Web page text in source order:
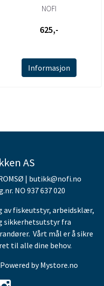
NOFI
625,-
Informasjon
AS
| butikk@nofi.no
NO 937 637 020
av fiskeutstyr, arbeidsklær,
sikkerhetsutstyr fra
Vårt mål er å sikre
til alle dine behov.
byMystore.no